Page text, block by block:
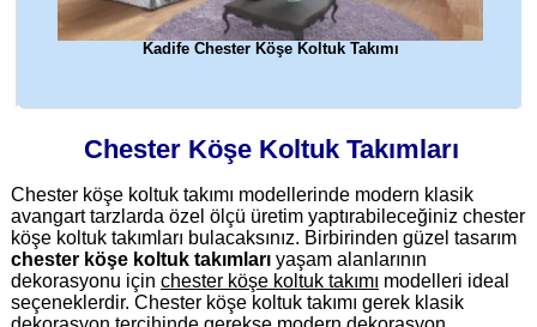
Kadife Chester Köşe Koltuk Takımı
Chester Köşe Koltuk Takımları
Chester köşe koltuk takımı modellerinde modern klasik
avangart tarzlarda özel ölçü üretim yaptırabileceğiniz chester
köşe koltuk takımları bulacaksınız. Birbirinden güzel tasarım
chester köşe koltuk takımlarıyaşam alanlarının
dekorasyonu için chester köşe koltuk takımı modelleri ideal
seçeneklerdir. Chester köşe koltuk takımı gerek klasik